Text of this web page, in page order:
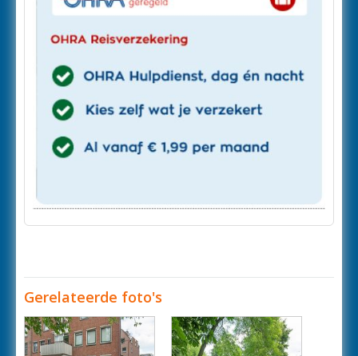
Gerelateerde foto's